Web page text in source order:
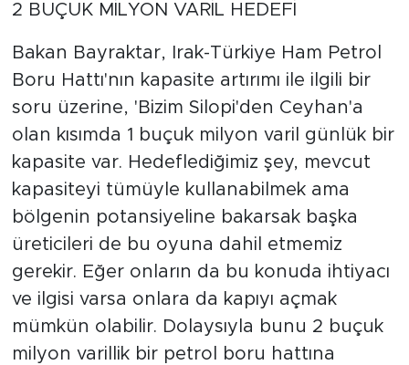
2 BUÇUK MİLYON VARİL HEDEFİ
Bakan Bayraktar, Irak-Türkiye Ham Petrol
Boru Hattı'nın kapasite artırımı ile ilgili bir
soru üzerine, 'Bizim Silopi'den Ceyhan'a
olan kısımda 1 buçuk milyon varil günlük bir
kapasite var. Hedeflediğimiz şey, mevcut
kapasiteyi tümüyle kullanabilmek ama
bölgenin potansiyeline bakarsak başka
üreticileri de bu oyuna dahil etmemiz
gerekir. Eğer onların da bu konuda ihtiyacı
ve ilgisi varsa onlara da kapıyı açmak
mümkün olabilir. Dolaysıyla bunu 2 buçuk
milyon varillik bir petrol boru hattına